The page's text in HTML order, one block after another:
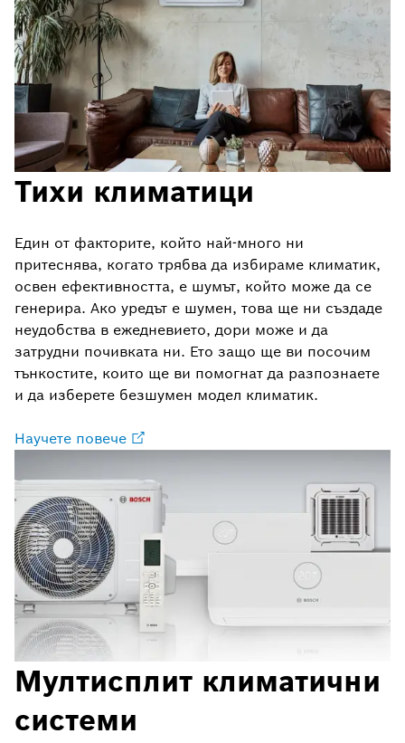
Тихи климатици
Един от факторите, който най-много ни
притеснява, когато трябва да избираме климатик,
освен ефективността, е шумът, който може да се
генерира. Ако уредът е шумен, това ще ни създаде
неудобства в ежедневието, дори може и да
затрудни почивката ни. Ето защо ще ви посочим
тънкостите, които ще ви помогнат да разпознаете
и да изберете безшумен модел климатик.
Научете повече
Мултисплит климатични
системи